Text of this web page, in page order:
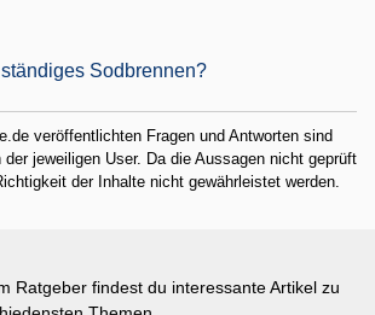
Sodbrennen?
veröffentlichten Fragen und Antworten sind
der jeweiligen User. Da die Aussagen nicht geprüft
der Inhalte nicht gewährleistet werden.
Ratgeber findest du interessante Artikel zu